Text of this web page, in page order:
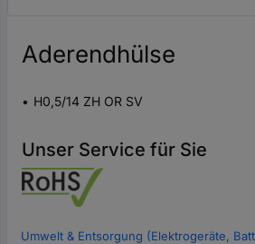
Aderendhülse
H0,5/14 ZH OR SV
Unser Service für Sie
Umwelt & Entsorgung (Elektrogeräte,